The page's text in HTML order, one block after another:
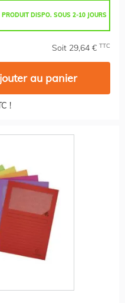
PRODUIT DISPO. SOUS 2-10 JOURS
Soit 29,64 € TTC
au panier
!